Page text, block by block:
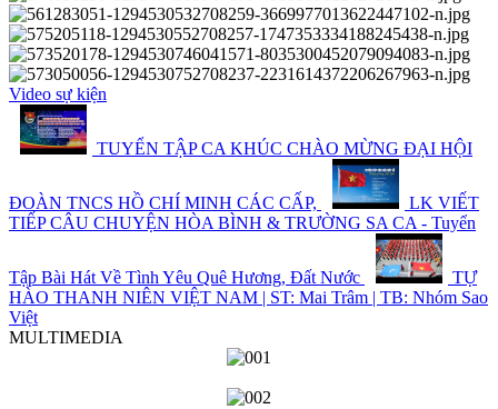
Video sự kiện
TUYỂN TẬP CA KHÚC CHÀO MỪNG ĐẠI HỘI
ĐOÀN TNCS HỒ CHÍ MINH CÁC CẤP,
LK VIẾT
TIẾP CÂU CHUYỆN HÒA BÌNH & TRƯỜNG SA CA - Tuyển
Tập Bài Hát Về Tình Yêu Quê Hương, Đất Nước
TỰ
HÀO THANH NIÊN VIỆT NAM | ST: Mai Trâm | TB: Nhóm Sao
Việt
MULTIMEDIA